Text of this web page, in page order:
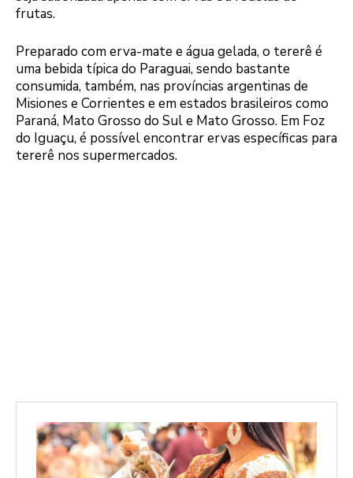
frutas.
Preparado com erva-mate e água gelada, o tererê é
uma bebida típica do Paraguai, sendo bastante
consumida, também, nas províncias argentinas de
Misiones e Corrientes e em estados brasileiros como
Paraná, Mato Grosso do Sul e Mato Grosso. Em Foz
do Iguaçu, é possível encontrar ervas específicas para
tererê nos supermercados.